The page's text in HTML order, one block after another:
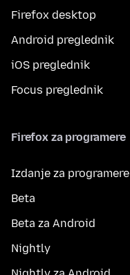
Firefox desktop
Android preglednik
iOS preglednik
Focus preglednik
Firefox za programere
Izdanje za programere
Beta
Beta za Android
Nightly